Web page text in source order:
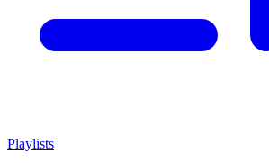
Playlists